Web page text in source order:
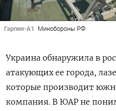
Гарпия-А1 Минобороны РФ
Украина обнаружила в
атакующих ее города,
которые производит
компания. В ЮАР не